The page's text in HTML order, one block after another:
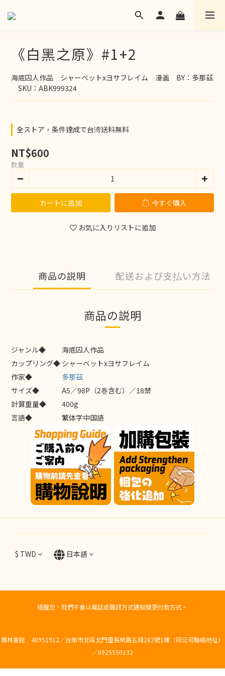
《白黑之原》#1+2
海底囚人作品　シャーベットxヨサフレイム　漫画　BY：多那茲
SKU：ABK999324
全ストア，条件達成で台湾送料無料
NT$600
数量
カートに追加 今すぐ購入
お気に入りリストに追加
商品の説明 配送および支払い方法
商品の説明
ジャンル◆
海底囚人作品
カップリング◆ シャーベットxヨサフレイム
作家◆
多那茲
サイズ◆
A5／98P（2巻含む）／18禁
計算重量◆
400g
言語◆
繁体字中国語
$ TWD 日本語
提醒您，我們不會以電話或簡訊方式通知變更付款方式。
楓林書館 40951912／台南市北區北門里長榮路五段282號1樓（同公司聯絡地址）
／0925550132